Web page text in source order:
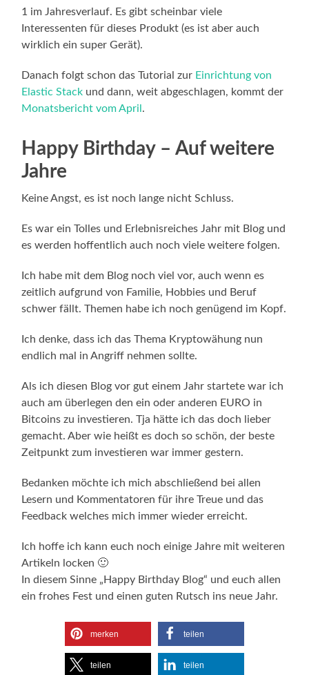
1 im Jahresverlauf. Es gibt scheinbar viele
Interessenten für dieses Produkt (es ist aber auch
wirklich ein super Gerät).
Danach folgt schon das Tutorial zur Einrichtung von
Elastic Stack und dann, weit abgeschlagen, kommt der
Monatsbericht vom April .
Happy Birthday – Auf weitere
Jahre
Keine Angst, es ist noch lange nicht Schluss.
Es war ein Tolles und Erlebnisreiches Jahr mit Blog und
es werden hoffentlich auch noch viele weitere folgen.
Ich habe mit dem Blog noch viel vor, auch wenn es
zeitlich aufgrund von Familie, Hobbies und Beruf
schwer fällt. Themen habe ich noch genügend im Kopf.
Ich denke, dass ich das Thema Kryptowähung nun
endlich mal in Angriff nehmen sollte.
Als ich diesen Blog vor gut einem Jahr startete war ich
auch am überlegen den ein oder anderen EURO in
Bitcoins zu investieren. Tja hätte ich das doch lieber
gemacht. Aber wie heißt es doch so schön, der beste
Zeitpunkt zum investieren war immer gestern.
Bedanken möchte ich mich abschließend bei allen
Lesern und Kommentatoren für ihre Treue und das
Feedback welches mich immer wieder erreicht.
Ich hoffe ich kann euch noch einige Jahre mit weiteren
Artikeln locken 🙂
In diesem Sinne „Happy Birthday Blog“ und euch allen
ein frohes Fest und einen guten Rutsch ins neue Jahr.
merken teilen
teilen teilen